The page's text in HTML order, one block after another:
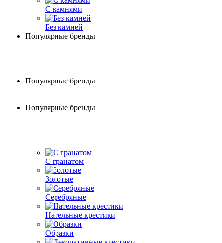
С камнями
Без камней
Популярные бренды
Популярные бренды
Популярные бренды
С гранатом
Золотые
Серебряные
Нательные крестики
Образки